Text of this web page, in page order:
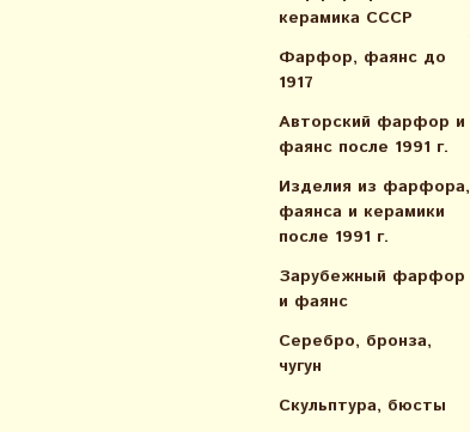
керамика СССР
Фарфор, фаянс до
1917
Авторский фарфор и
фаянс после 1991 г.
Изделия из фарфора,
фаянса и керамики
после 1991 г.
Зарубежный фарфор
и фаянс
Серебро, бронза,
чугун
Скульптура, бюсты